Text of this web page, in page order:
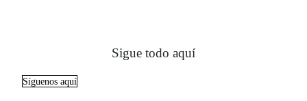
Sigue todo aquí
Síguenos aquí